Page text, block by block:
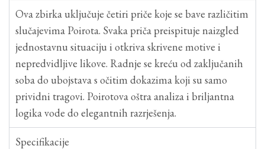
Ova zbirka uključuje četiri priče koje se bave različitim
slučajevima Poirota. Svaka priča preispituje naizgled
jednostavnu situaciju i otkriva skrivene motive i
nepredvidljive likove. Radnje se kreću od zaključanih
soba do ubojstava s očitim dokazima koji su samo
prividni tragovi. Poirotova oštra analiza i briljantna
logika vode do elegantnih razrješenja.
Specifikacije